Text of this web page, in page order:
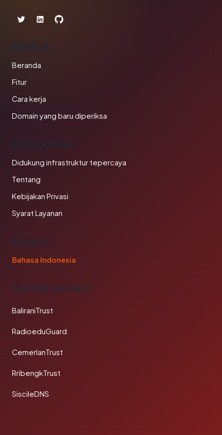
PRODUK
Beranda
Fitur
Cara kerja
Domain yang baru diperiksa
PERUSAHAAN
Didukung infrastruktur tepercaya
Tentang
Kebijakan Privasi
Syarat Layanan
BAHASA
Bahasa Indonesia
TAUTAN SAHABAT
BaliraniTrust
RadioeduGuard
CemerlanTrust
RribengkTrust
SiscileDNS